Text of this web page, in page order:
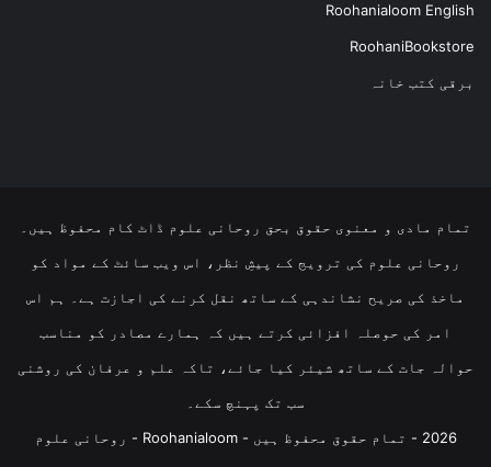
Roohanialoom English
RoohaniBookstore
برقی کتب خانہ
تمام مادی و معنوی حقوق بحق روحانی علوم ڈاٹ کام محفوظ ہیں۔
روحانی علوم کی ترویج کے پیشِ نظر، اس ویب سائٹ کے مواد کو
ماخذ کی صریح نشاندہی کے ساتھ نقل کرنے کی اجازت ہے۔ ہم اس
امر کی حوصلہ افزائی کرتے ہیں کہ ہمارے مصادر کو مناسب
حوالہ جات کے ساتھ شیئر کیا جائے، تاکہ علم و عرفان کی روشنی
سب تک پہنچ سکے۔
2026 - تمام حقوق محفوظ ہیں - Roohanialoom - روحانی علوم